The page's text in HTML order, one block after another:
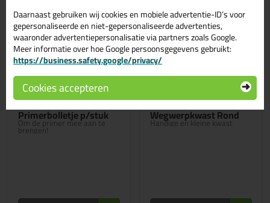
Primerbolletje p/stuk
Om de primer mee aan te
brengen!
0,69
Wegwerpkwast Rond
Handige en kleine kwast
1,38
Daarnaast gebruiken wij cookies en mobiele advertentie-ID’s voor
gepersonaliseerde en niet-gepersonaliseerde advertenties,
waaronder advertentiepersonalisatie via partners zoals Google.
Meer informatie over hoe Google persoonsgegevens gebruikt:
https://business.safety.google/privacy/
Cookies accepteren